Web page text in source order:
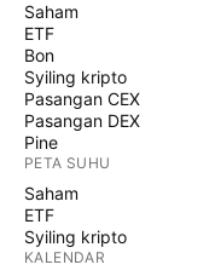
Saham
ETF
Bon
Syiling kripto
Pasangan CEX
Pasangan DEX
Pine
PETA SUHU
Saham
ETF
Syiling kripto
KALENDAR